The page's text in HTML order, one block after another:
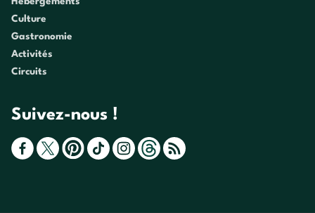
Culture
Gastronomie
Activités
Circuits
Suivez-nous !